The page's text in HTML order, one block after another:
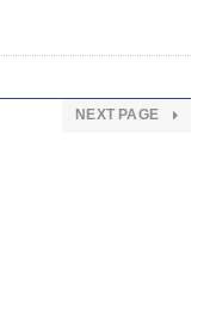
NEXT PAGE